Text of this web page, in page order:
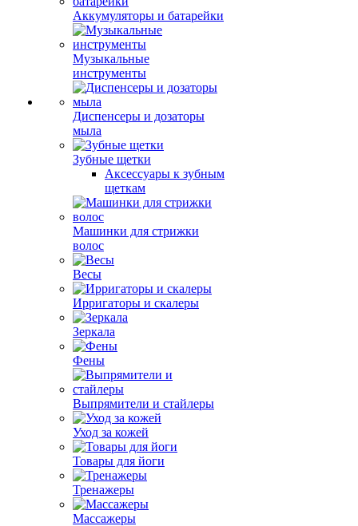
Аккумуляторы и батарейки
Музыкальные
инструменты
Диспенсеры и дозаторы
мыла
Зубные щетки
Аксессуары к зубным
щеткам
Машинки для стрижки
волос
Весы
Ирригаторы и скалеры
Зеркала
Фены
Выпрямители и стайлеры
Уход за кожей
Товары для йоги
Тренажеры
Массажеры